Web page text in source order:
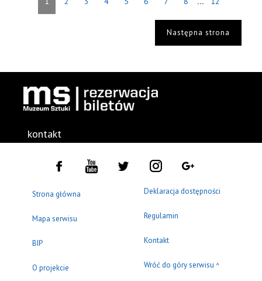
Następna strona
kontakt
Strona główna
Mapa serwisu
BIP
O projekcie
Deklaracja dostępności
Regulamin
Kontakt
Wróć do góry serwisu ^